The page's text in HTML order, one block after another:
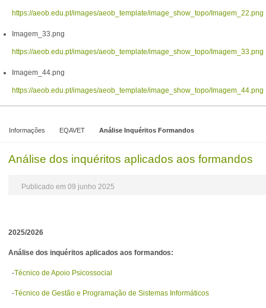
https://aeob.edu.pt/images/aeob_template/image_show_topo/Imagem_22.png
Imagem_33.png
https://aeob.edu.pt/images/aeob_template/image_show_topo/Imagem_33.png
Imagem_44.png
https://aeob.edu.pt/images/aeob_template/image_show_topo/Imagem_44.png
Informações EQAVET Análise Inquéritos Formandos
Análise dos inquéritos aplicados aos formandos
Publicado em 09 junho 2025
2025/2026
Análise dos inquéritos aplicados aos formandos:
-Técnico de Apoio Psicossocial
-Técnico de Gestão e Programação de Sistemas Informáticos